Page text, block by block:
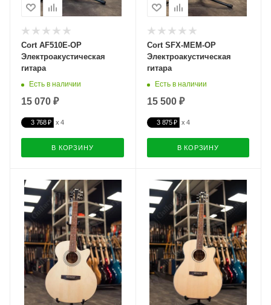
Cort AF510E-OP
Электроакустическая
гитара
Есть в наличии
15 070 ₽
3 768 ₽
В КОРЗИНУ
Cort SFX-MEM-OP
Электроакустическая
гитара
Есть в наличии
15 500 ₽
3 875 ₽
В КОРЗИНУ